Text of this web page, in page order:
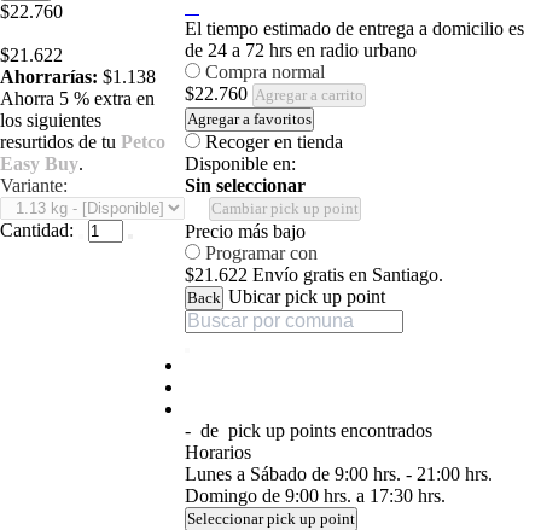
$22.760
$21.622
Ahorrarías: $1.138
Ahorra 5 % extra en
los siguientes
resurtidos de tu Petco
Easy Buy.
Variante:
Cantidad:
El tiempo estimado de entrega a domicilio es
de 24 a 72 hrs en radio urbano
Compra normal
$22.760 Agregar a carrito
Agregar a favoritos
Recoger en tienda
Disponible en:
Sin seleccionar
Cambiar pick up point
Precio más bajo
Programar con
$21.622 Envío gratis en Santiago.
Back Ubicar pick up point
- de pick up points encontrados
Horarios
Lunes a Sábado de 9:00 hrs. - 21:00 hrs.
Domingo de 9:00 hrs. a 17:30 hrs.
Seleccionar pick up point